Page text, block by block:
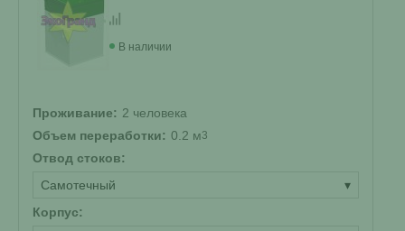
В наличии
Проживание: 2 человека
Объем переработки: 0.2 м3
Отвод стоков:
Самотечный
▾
Корпус: